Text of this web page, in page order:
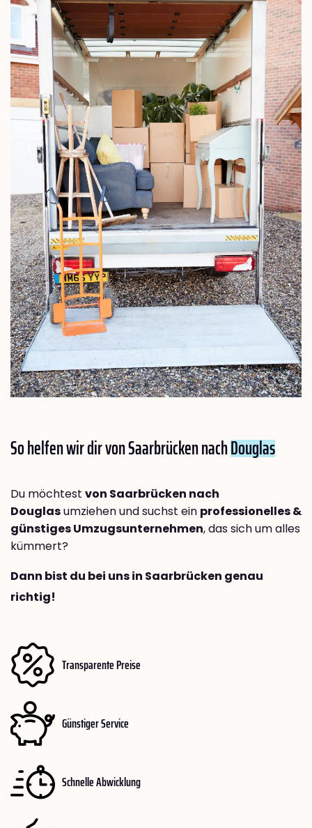
So helfen wir dir von Saarbrücken nachDouglas
Du möchtest von Saarbrücken nach
Douglasumziehen und suchst ein professionelles &
günstiges Umzugsunternehmen, das sich um alles
kümmert?
Dann bist du bei uns in Saarbrücken genau
richtig!
Transparente Preise
Günstiger Service
Schnelle Abwicklung